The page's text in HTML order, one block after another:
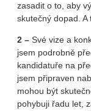
zasadit o to, aby
skutečný dopad.
2 – Své vize a
jsem podrobně
kandidatuře na
jsem připraven
mohou být
pohybuji řadu let,